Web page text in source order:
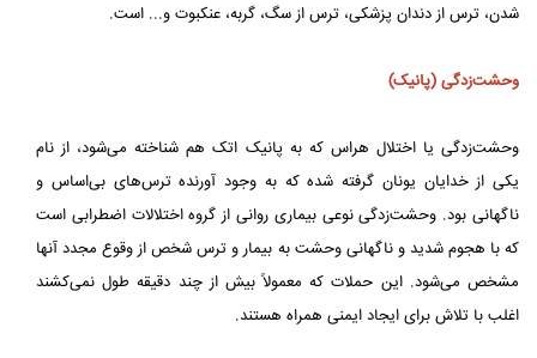
شدن، ترس از دندان پزشکی، ترس از سگ، گربه، عنکبوت و... است.
وحشت‌زدگی (پانیک)
وحشت‌زدگی یا اختلال هراس که به پانیک اتک هم شناخته می‌شود، از نام
یکی از خدایان یونان گرفته شده که به وجود آورنده ترس‌های بی‌اساس و
ناگهانی بود. وحشت‌زدگی نوعی بیماری روانی از گروه اختلالات اضطرابی است
که با هجوم شدید و ناگهانی وحشت به بیمار و ترس شخص از وقوع مجدد آنها
مشخص می‌شود. این حملات که معمولاً بیش از چند دقیقه طول نمی‌کشند
اغلب با تلاش برای ایجاد ایمنی همراه هستند.